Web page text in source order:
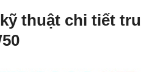
thuật chi tiết